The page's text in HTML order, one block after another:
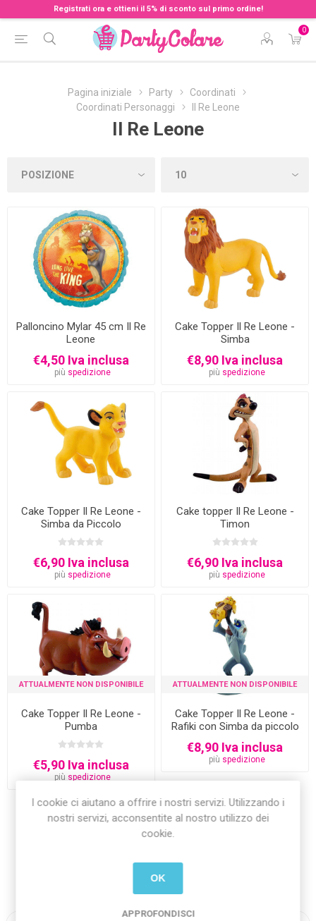
Registrati ora e ottieni il 5% di sconto sul primo ordine!
0
Pagina iniziale Party
Coordinati
Coordinati Personaggi
Il Re Leone
Il Re Leone
Palloncino Mylar 45 cm Il Re
Leone
€4,50 Iva inclusa
più spedizione
Cake Topper Il Re Leone -
Simba
€8,90 Iva inclusa
più spedizione
Cake Topper Il Re Leone -
Simba da Piccolo
€6,90 Iva inclusa
più spedizione
Cake topper Il Re Leone -
Timon
€6,90 Iva inclusa
più spedizione
ATTUALMENTE NON DISPONIBILE
Cake Topper Il Re Leone -
Pumba
€5,90 Iva inclusa
più spedizione
ATTUALMENTE NON DISPONIBILE
Cake Topper Il Re Leone -
Rafiki con Simba da piccolo
€8,90 Iva inclusa
più spedizione
I cookie ci aiutano a offrire i nostri servizi. Utilizzando i
nostri servizi, acconsentite al nostro utilizzo dei
cookie.
OK
APPROFONDISCI